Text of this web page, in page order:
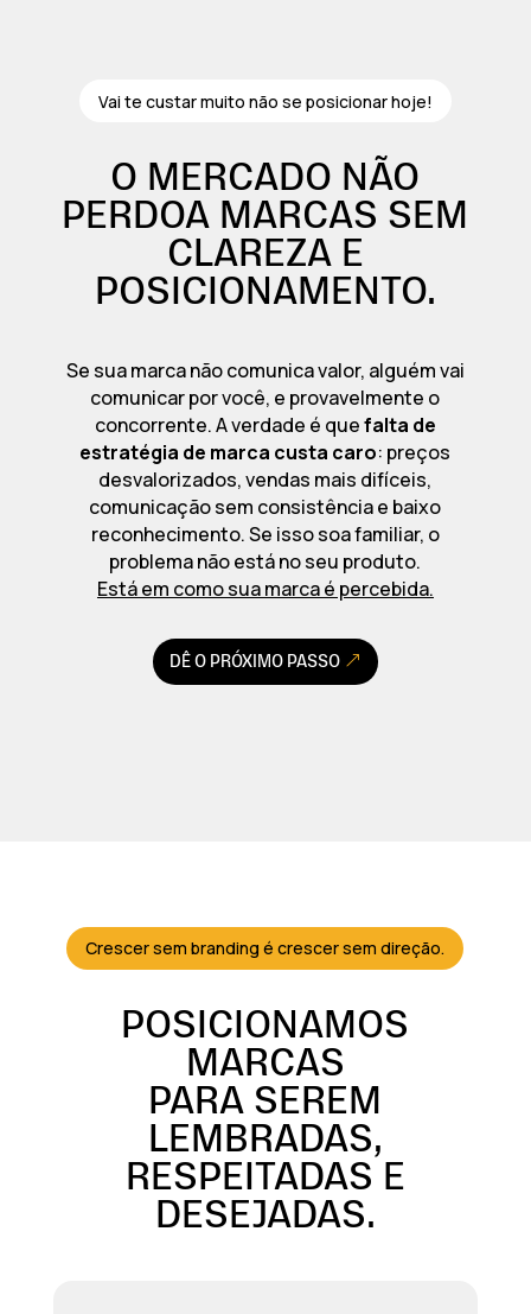
Vai te custar muito não se posicionar hoje!
O MERCADO NÃO
PERDOA MARCAS SEM
CLAREZA E
POSICIONAMENTO.
Se sua marca não comunica valor, alguém vai
comunicar por você, e provavelmente o
concorrente. A verdade é quefalta de
estratégia de marca custa caro: preços
desvalorizados, vendas mais difíceis,
comunicação sem consistência e baixo
reconhecimento. Se isso soa familiar, o
problema não está no seu produto.
Está em como sua marca é percebida.
DÊ O PRÓXIMO PASSO
Crescer sem branding é crescer sem direção.
POSICIONAMOS
MARCAS
PARA SEREM
LEMBRADAS,
RESPEITADAS E
DESEJADAS.